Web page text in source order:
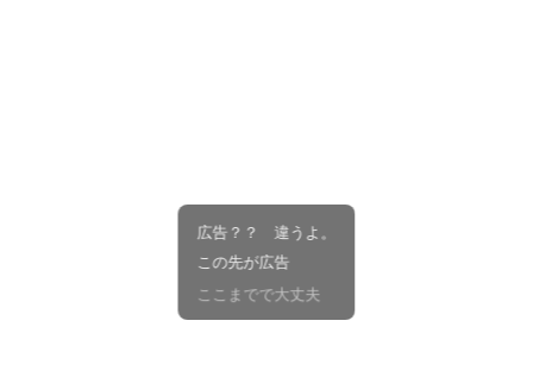
広告？？ 違うよ。
この先が広告
ここまでで大丈夫